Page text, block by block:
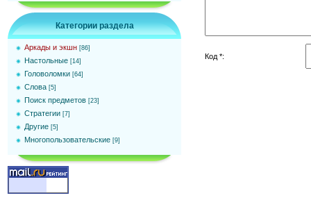
Категории раздела
Аркады и экшн [86]
Настольные [14]
Головоломки [64]
Слова [5]
Поиск предметов [23]
Стратегии [7]
Другие [5]
Многопользовательские [9]
Код *: